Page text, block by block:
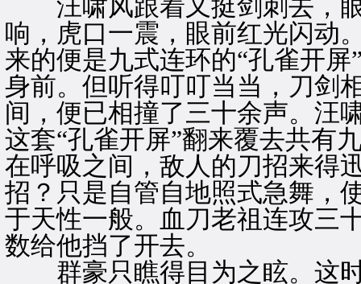
汪啸风跟着又挺剑刺去，眼
响，虎口一震，眼前红光闪动
来的便是九式连环的“孔雀开
身前。但听得叮叮当当，刀剑
间，便已相撞了三十余声。汪
这套“孔雀开屏”翻来覆去共有
在呼吸之间，敌人的刀招来得
招？只是自管自地照式急舞，
于天性一般。血刀老祖连攻三
数给他挡了开去。
群豪只瞧得目为之眩。这时